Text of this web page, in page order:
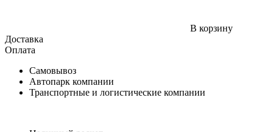
В корзину
Доставка
Оплата
Самовывоз
Автопарк компании
Транспортные и логистические компании